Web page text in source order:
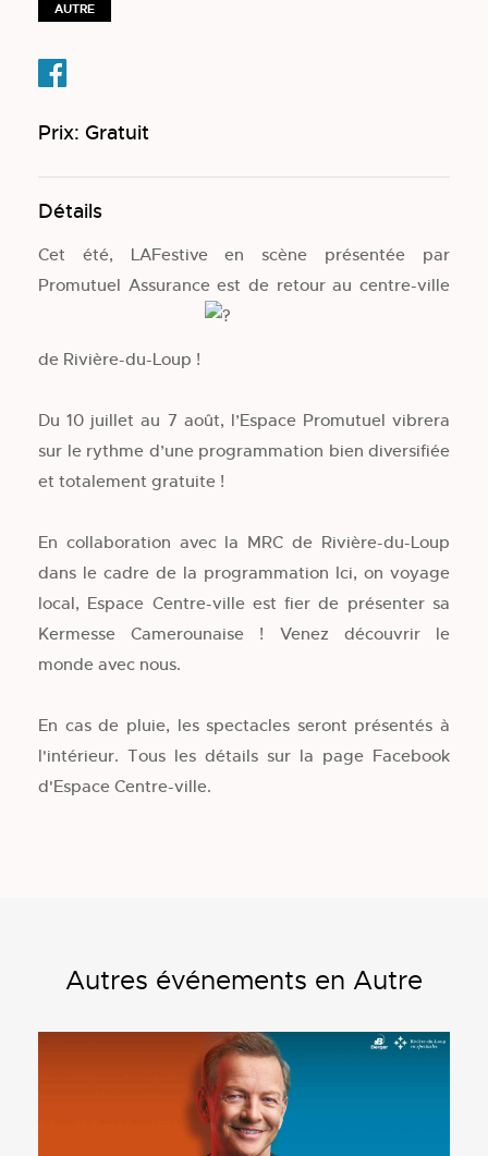
AUTRE
Prix: Gratuit
Détails
Cet été, LAFestive en scène présentée par
Promutuel Assurance est de retour au centre-ville
de Rivière-du-Loup !
Du 10 juillet au 7 août, l’Espace Promutuel vibrera
sur le rythme d’une programmation bien diversifiée
et totalement gratuite !
En collaboration avec la MRC de Rivière-du-Loup
dans le cadre de la programmation Ici, on voyage
local, Espace Centre-ville est fier de présenter sa
Kermesse Camerounaise ! Venez découvrir le
monde avec nous.
En cas de pluie, les spectacles seront présentés à
l'intérieur. Tous les détails sur la page Facebook
d'Espace Centre-ville.
Autres événements en Autre